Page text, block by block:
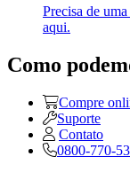
Precisa de
aqui.
Como
Compre
Suporte
Contato
0800-770-